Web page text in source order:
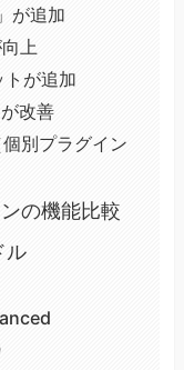
が追加
上
が追加
改善
別プラグイン
の機能比較
ル